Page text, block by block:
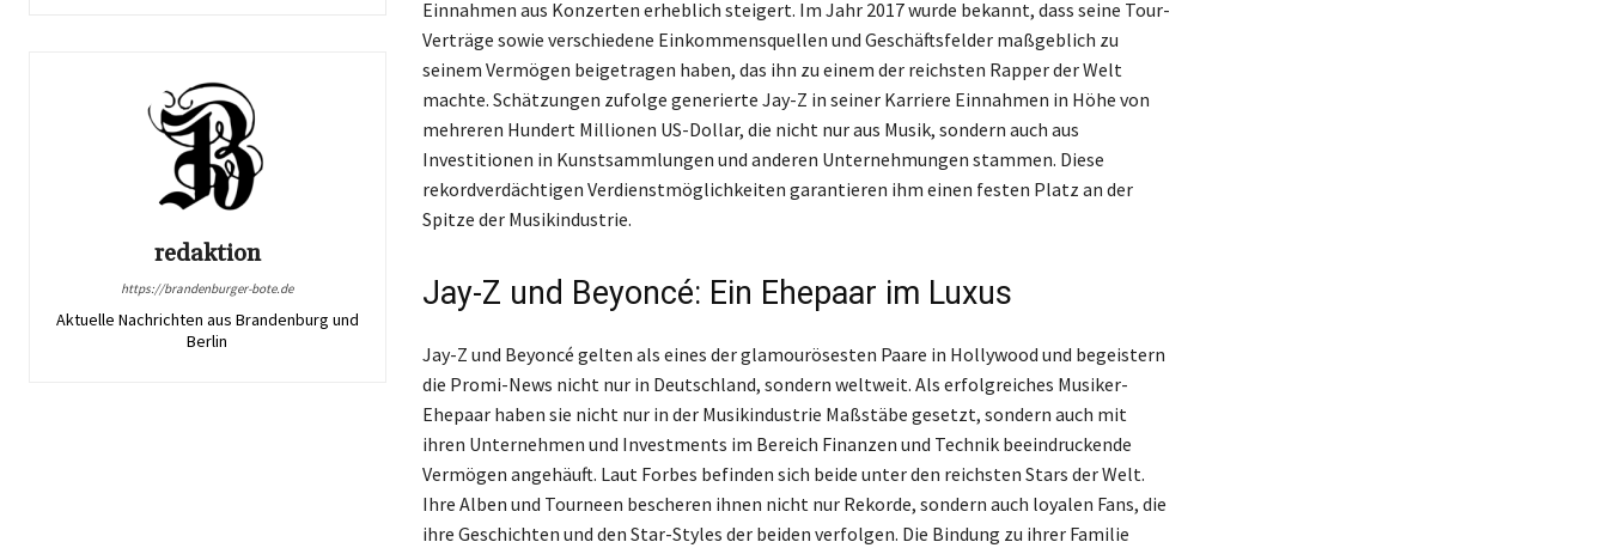
redaktion
https://brandenburger-bote.de
Aktuelle Nachrichten aus Brandenburg und
Berlin
Einnahmen aus Konzerten erheblich steigert. Im Jahr 2017 wurde bekannt, dass seine Tour-
Verträge sowie verschiedene Einkommensquellen und Geschäftsfelder maßgeblich zu
seinem Vermögen beigetragen haben, das ihn zu einem der reichsten Rapper der Welt
machte. Schätzungen zufolge generierte Jay-Z in seiner Karriere Einnahmen in Höhe von
mehreren Hundert Millionen US-Dollar, die nicht nur aus Musik, sondern auch aus
Investitionen in Kunstsammlungen und anderen Unternehmungen stammen. Diese
rekordverdächtigen Verdienstmöglichkeiten garantieren ihm einen festen Platz an der
Spitze der Musikindustrie.
Jay-Z und Beyoncé: Ein Ehepaar im Luxus
Jay-Z und Beyoncé gelten als eines der glamourösesten Paare in Hollywood und begeistern
die Promi-News nicht nur in Deutschland, sondern weltweit. Als erfolgreiches Musiker-
Ehepaar haben sie nicht nur in der Musikindustrie Maßstäbe gesetzt, sondern auch mit
ihren Unternehmen und Investments im Bereich Finanzen und Technik beeindruckende
Vermögen angehäuft. Laut Forbes befinden sich beide unter den reichsten Stars der Welt.
Ihre Alben und Tourneen bescheren ihnen nicht nur Rekorde, sondern auch loyalen Fans, die
ihre Geschichten und den Star-Styles der beiden verfolgen. Die Bindung zu ihrer Familie